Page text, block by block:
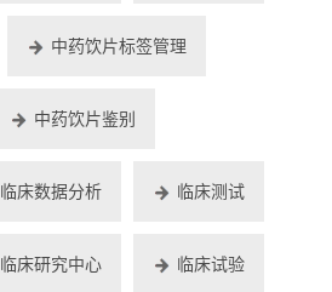
中药饮片标签管理
中药饮片鉴别
临床数据分析 临床测试
临床研究中心 临床试验